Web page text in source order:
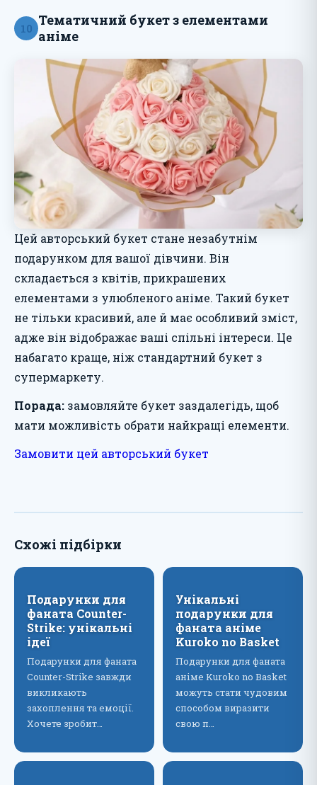
10 Тематичний букет з елементами
аніме
Цей авторський букет стане незабутнім
подарунком для вашої дівчини. Він
складається з квітів, прикрашених
елементами з улюбленого аніме. Такий букет
не тільки красивий, але й має особливий зміст,
адже він відображає ваші спільні інтереси. Це
набагато краще, ніж стандартний букет з
супермаркету.
Порада: замовляйте букет заздалегідь, щоб
мати можливість обрати найкращі елементи.
Замовити цей авторський букет
Схожі підбірки
Подарунки для
фаната Counter-
Strike: унікальні
ідеї
Подарунки для фаната
Counter-Strike завжди
викликають
захоплення та емоції.
Хочете зробит…
Унікальні
подарунки для
фаната аніме
Kuroko no Basket
Подарунки для фаната
аніме Kuroko no Basket
можуть стати чудовим
способом виразити
свою п…